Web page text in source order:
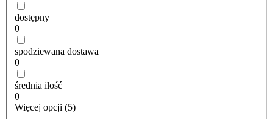
dostępny
0
spodziewana dostawa
0
średnia ilość
0
Więcej opcji (5)